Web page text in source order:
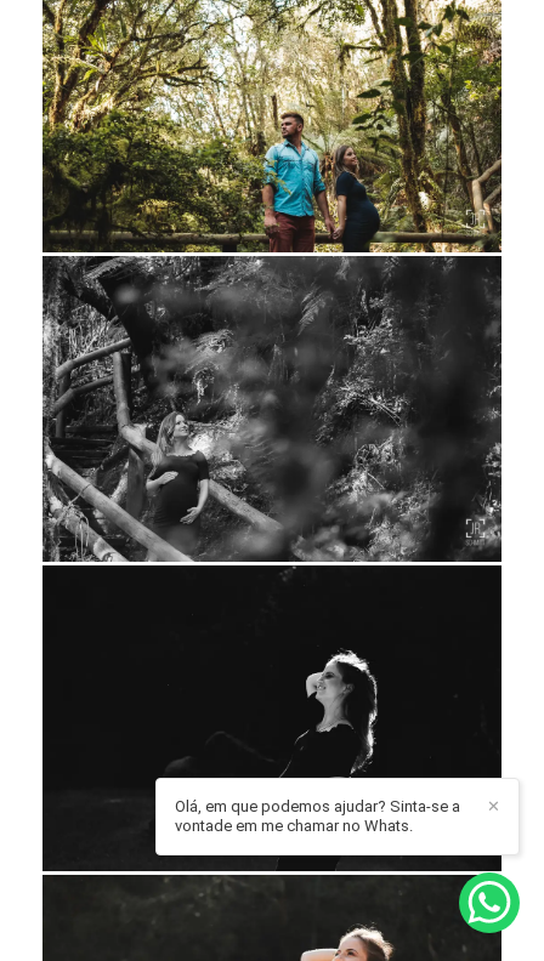
✕
Olá, em que podemos ajudar? Sinta-se a
vontade em me chamar no Whats.